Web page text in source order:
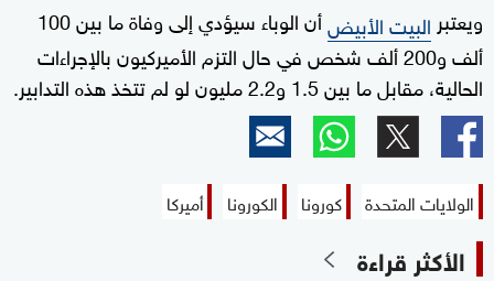
ويعتبر البيت الأبيض
أن الوباء سيؤدي إلى وفاة ما بين 100
ألف و200 ألف شخص في حال التزم الأميركيون بالإجراءات
الحالية، مقابل ما بين 1.5 و2.2 مليون لو لم تتخذ هذه التدابير.
الولايات المتحدة كورونا الكورونا أميركا
الأكثر قراءة